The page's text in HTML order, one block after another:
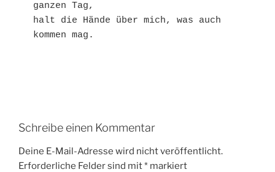
ganzen Tag,
halt die Hände über mich, was auch
kommen mag.
Schreibe einen Kommentar
Deine E-Mail-Adresse wird nicht veröffentlicht.
Erforderliche Felder sind mit* markiert